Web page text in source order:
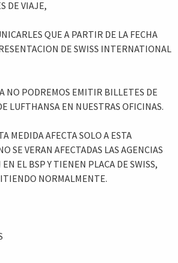
DE VIAJE,
QUE A PARTIR DE LA FECHA
DE SWISS INTERNATIONAL
NO PODREMOS EMITIR BILLETES DE
LUFTHANSA EN NUESTRAS OFICINAS.
MEDIDA AFECTA SOLO A ESTA
SE VERAN AFECTADAS LAS AGENCIAS
EL BSP Y TIENEN PLACA DE SWISS,
NORMALMENTE.